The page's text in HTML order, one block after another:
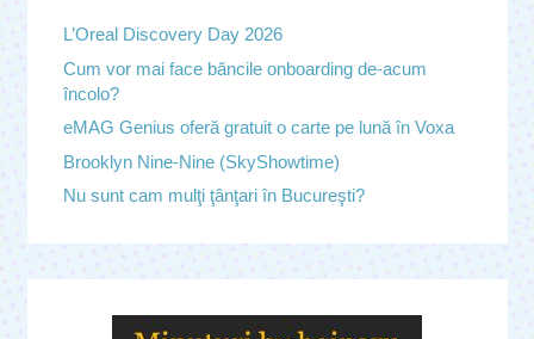
L’Oreal Discovery Day 2026
Cum vor mai face băncile onboarding de-acum
încolo?
eMAG Genius oferă gratuit o carte pe lună în Voxa
Brooklyn Nine-Nine (SkyShowtime)
Nu sunt cam mulţi ţânţari în Bucureşti?